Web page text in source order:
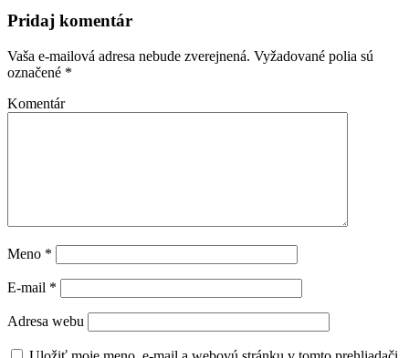
Pridaj komentár
Vaša e-mailová adresa nebude zverejnená. Vyžadované polia sú
označené *
Komentár
Meno *
E-mail *
Adresa webu